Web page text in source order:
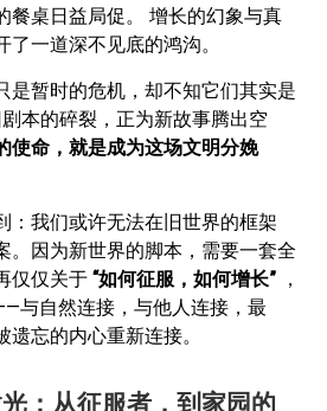
餐桌日益局促。 增长的幻象与真
了一道深不见底的鸿沟。
是暂时的危机，却不知它们其实是
本的碎裂，正为新故事腾出空
使命，就是成为这场文明分娩
：我们或许无法在旧世界的框架
。因为新世界的脚本，需要一套全
仅仅关于“如何征服，如何增长” ，
与自然连接，与他人连接，最
忘的内心重新连接。
：从征服者，到家园的